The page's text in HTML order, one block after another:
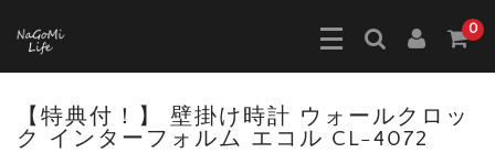
0
【特典付！】 壁掛け時計 ウォールクロッ
ク インターフォルム エコル CL-4072